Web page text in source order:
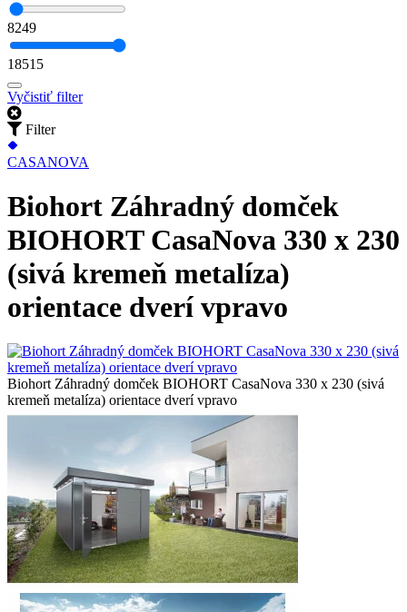
8249
18515
Vyčistiť filter
Filter
CASANOVA
Biohort Záhradný domček
BIOHORT CasaNova 330 x 230
(sivá kremeň metalíza)
orientace dverí vpravo
Biohort Záhradný domček BIOHORT CasaNova 330 x 230 (sivá
kremeň metalíza) orientace dverí vpravo